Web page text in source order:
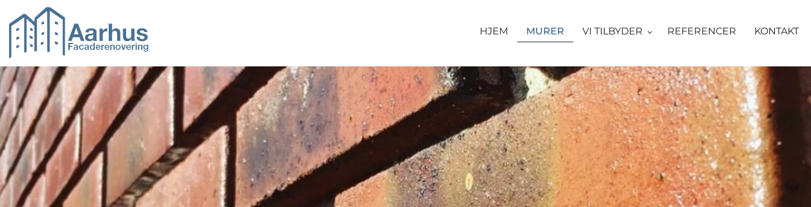
til
hovedindhold
HJEM MURER VI TILBYDER REFERENCER KONTAKT